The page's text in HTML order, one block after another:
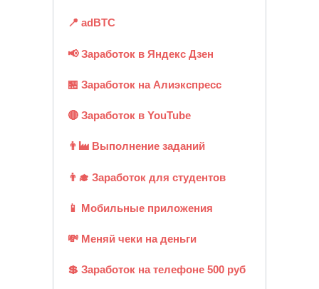
📍 adBTC
📢 Заработок в Яндекс Дзен
🏪 Заработок на Алиэкспресс
🔴 Заработок в YouTube
👨‍🏭 Выполнение заданий
👨‍🎓 Заработок для студентов
📱 Мобильные приложения
💸 Меняй чеки на деньги
💲 Заработок на телефоне 500 руб